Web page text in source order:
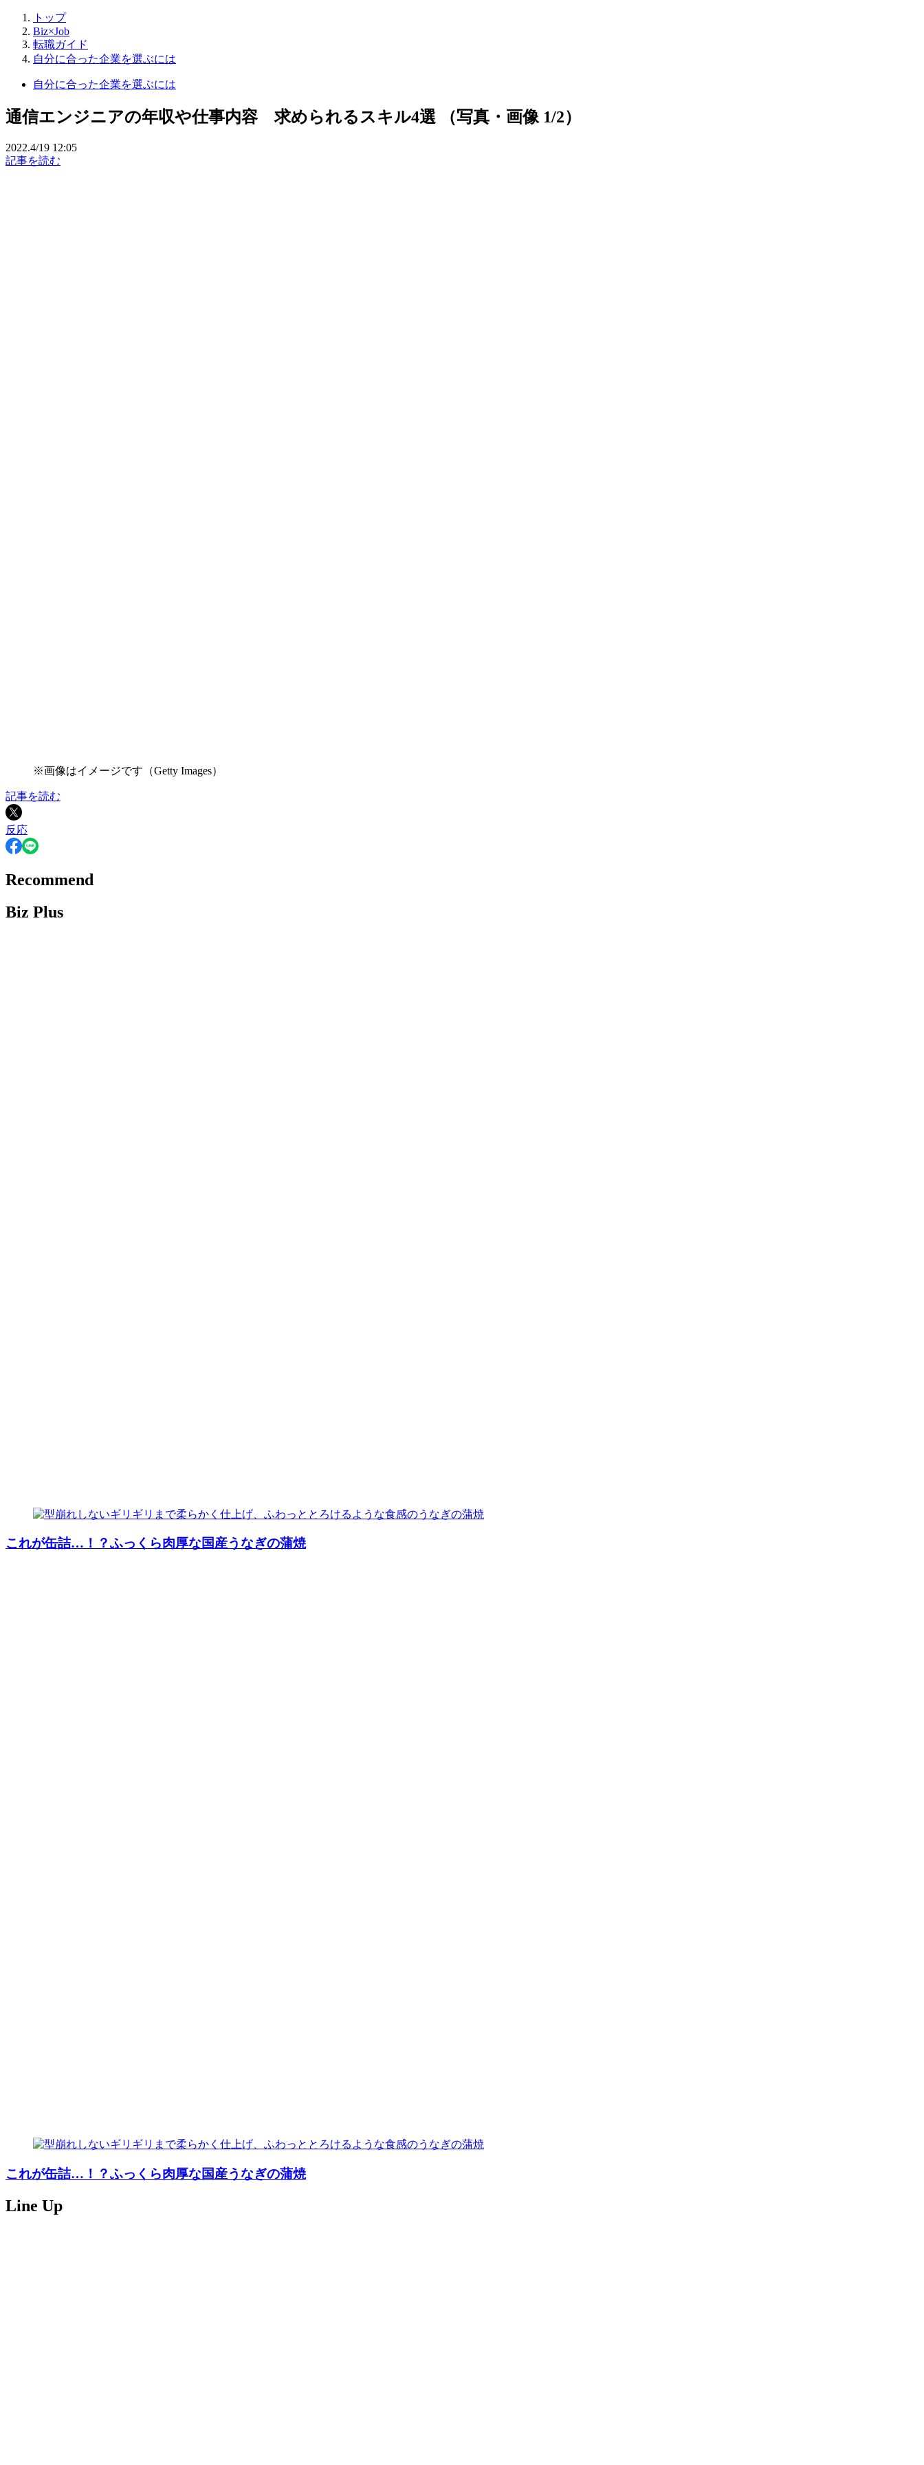
トップ
Biz×Job
転職ガイド
自分に合った企業を選ぶには
自分に合った企業を選ぶには
通信エンジニアの年収や仕事内容 求められるスキル4選 （写真・画像 1/2）
2022.4/19 12:05
記事を読む
※画像はイメージです（Getty Images）
記事を読む
反応
Recommend
Biz Plus
これが缶詰…！？ふっくら肉厚な国産うなぎの蒲焼
これが缶詰…！？ふっくら肉厚な国産うなぎの蒲焼
Line Up